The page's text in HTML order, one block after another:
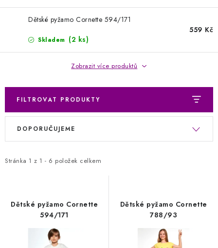
Dětské pyžamo Cornette 594/171
Skladem (2 ks)
559 Kč
Zobrazit více produktů
FILTROVAT PRODUKTY
V
i
Stránka 1 z 1 - 6 položek celkem
Ř
e
p
DOPORUČUJEME
Dětské pyžamo Cornette
594/171
Dětské pyžamo Cornette
788/93